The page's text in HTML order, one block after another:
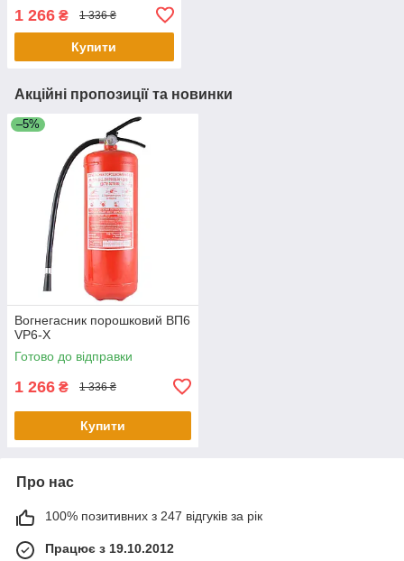
1 266 ₴ 1 336 ₴
Купити
Акційні пропозиції та новинки
–5%
Вогнегасник порошковий ВП6
VP6-X
Готово до відправки
1 266 ₴ 1 336 ₴
Купити
Про нас
100% позитивних з 247 відгуків за рік
Працює з 19.10.2012